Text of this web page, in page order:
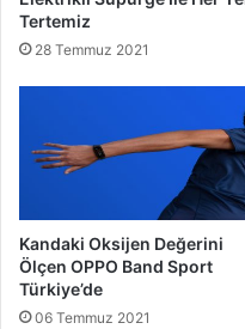
Tertemiz
28 Temmuz 2021
Kandaki Oksijen Değerini
Ölçen OPPO Band Sport
Türkiye’de
06 Temmuz 2021